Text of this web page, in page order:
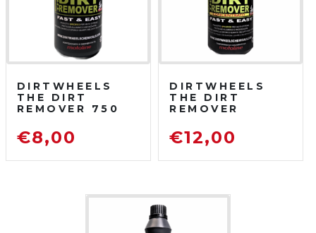
DIRTWHEELS
THE DIRT
REMOVER 750
SGRASSATORE
DETERGENTE
FUORISTRADA
€8,00
DIRTWHEELS
THE DIRT
REMOVER
750 ML
SGRASSATORE
PER MOTO DA
€12,00